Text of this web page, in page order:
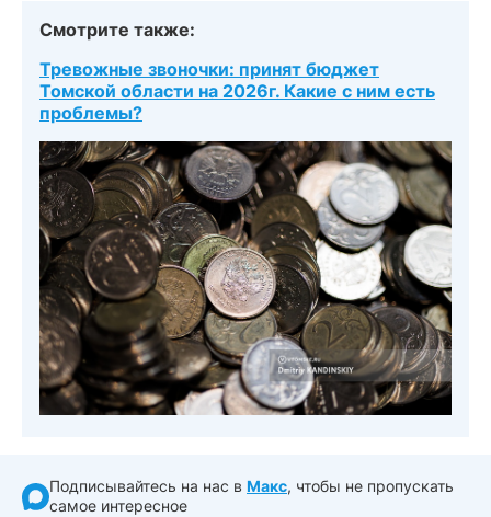
Смотрите также:
Тревожные звоночки: принят бюджет
Томской области на 2026г. Какие с ним есть
проблемы?
Подписывайтесь на нас в Макс, чтобы не пропускать
самое интересное